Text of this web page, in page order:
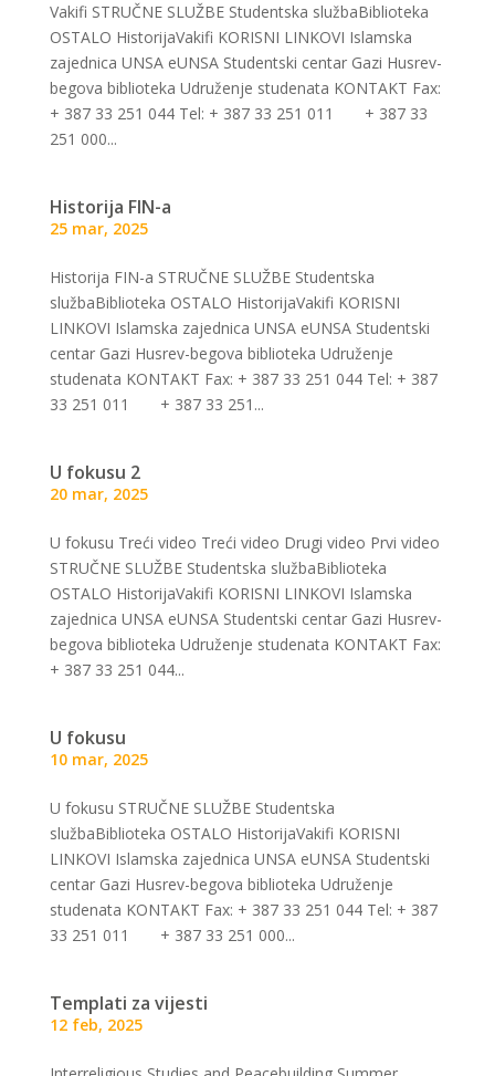
Vakifi STRUČNE SLUŽBE Studentska službaBiblioteka
OSTALO HistorijaVakifi KORISNI LINKOVI Islamska
zajednica UNSA eUNSA Studentski centar Gazi Husrev-
begova biblioteka Udruženje studenata KONTAKT Fax:
+ 387 33 251 044 Tel: + 387 33 251 011 + 387 33
251 000...
Historija FIN-a
25 mar, 2025
Historija FIN-a STRUČNE SLUŽBE Studentska
službaBiblioteka OSTALO HistorijaVakifi KORISNI
LINKOVI Islamska zajednica UNSA eUNSA Studentski
centar Gazi Husrev-begova biblioteka Udruženje
studenata KONTAKT Fax: + 387 33 251 044 Tel: + 387
33 251 011 + 387 33 251...
U fokusu 2
20 mar, 2025
U fokusu Treći video Treći video Drugi video Prvi video
STRUČNE SLUŽBE Studentska službaBiblioteka
OSTALO HistorijaVakifi KORISNI LINKOVI Islamska
zajednica UNSA eUNSA Studentski centar Gazi Husrev-
begova biblioteka Udruženje studenata KONTAKT Fax:
+ 387 33 251 044...
U fokusu
10 mar, 2025
U fokusu STRUČNE SLUŽBE Studentska
službaBiblioteka OSTALO HistorijaVakifi KORISNI
LINKOVI Islamska zajednica UNSA eUNSA Studentski
centar Gazi Husrev-begova biblioteka Udruženje
studenata KONTAKT Fax: + 387 33 251 044 Tel: + 387
33 251 011 + 387 33 251 000...
Templati za vijesti
12 feb, 2025